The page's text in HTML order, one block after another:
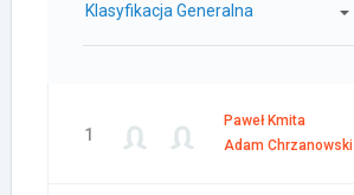
Klasyfikacja Generalna
1
Paweł Kmita
Adam Chrzanowski